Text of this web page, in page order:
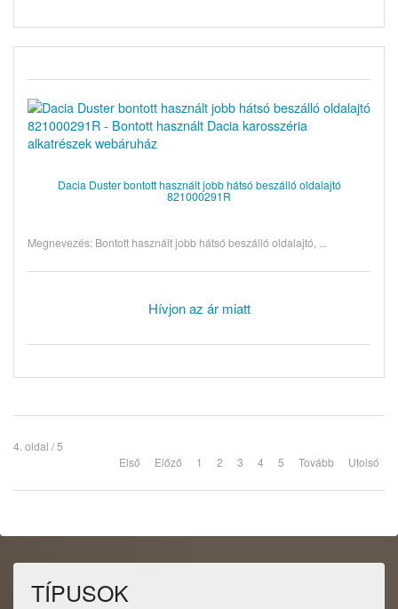
Dacia Duster bontott használt jobb hátsó beszálló oldalajtó
821000291R
Megnevezés: Bontott használt jobb hátsó beszálló oldalajtó, ...
Hívjon az ár miatt
4. oldal / 5
Első
Előző 1 2 3 4 5 Tovább Utolsó
TÍPUSOK